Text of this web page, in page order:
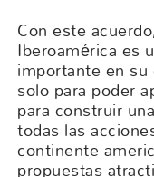
Con este
Iberoamérica es
importante en
solo para poder
para construir
todas las
continente
propuestas